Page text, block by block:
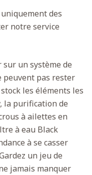
des
notre service
un système de
peuvent pas rester
les éléments les
la purification de
à ailettes en
à eau Black
à se casser
un jeu de
jamais manquer